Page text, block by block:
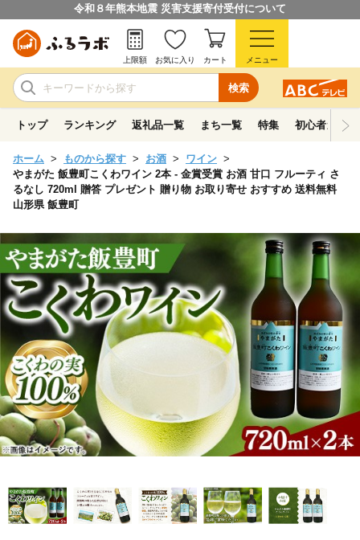
令和８年熊本地震 災害支援寄付受付について
検索
上限額 お気に入り カート メニュー
トップ ランキング 返礼品一覧 まち一覧 特集 初心者ガイド
ホーム ものから探す お酒
ワイン
やまがた 飯豊町こくわワイン 2本 - 金賞受賞 お酒 甘口 フルーティ さ
るなし 720ml 贈答 プレゼント 贈り物 お取り寄せ おすすめ 送料無料
山形県 飯豊町